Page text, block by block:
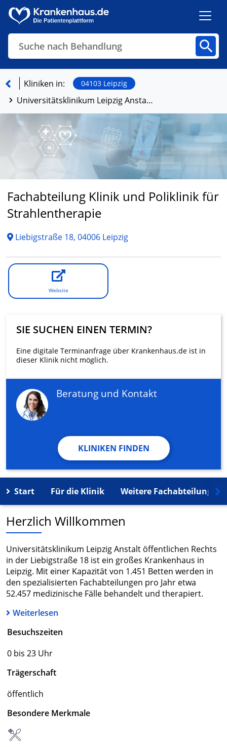
Suche nach Behandlung
Finden
Kliniken in: 04103 Leipzig
Universitätsklinikum Leipzig Anstalt öffentlichen Rechts
Fachabteilung Klinik und Poliklinik für
Strahlentherapie
Liebigstraße 18, 04006 Leipzig
Website
SIE SUCHEN EINEN TERMIN?
Eine digitale Terminanfrage über Krankenhaus.de ist in
dieser Klinik nicht möglich.
Beratung und Kontakt
KLINIKEN FINDEN
Start Für die Klinik Weitere Fachabteilungen
Herzlich Willkommen
Universitätsklinikum Leipzig Anstalt öffentlichen Rechts
in der Liebigstraße 18 ist ein großes Krankenhaus in
Leipzig. Mit einer Kapazität von 1.451 Betten werden in
den spezialisierten Fachabteilungen pro Jahr etwa
52.457 medizinische Fälle behandelt und therapiert.
Weiterlesen
Besuchszeiten
0 bis 23 Uhr
Trägerschaft
öffentlich
Besondere Merkmale